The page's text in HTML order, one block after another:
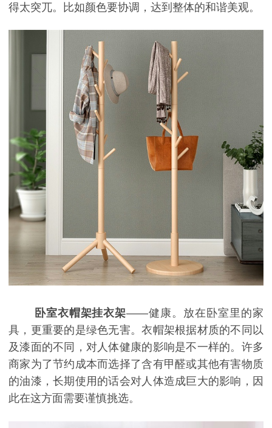
得太突兀。比如颜色要协调，达到整体的和谐美观。
卧室衣帽架挂衣架——健康。放在卧室里的家
具，更重要的是绿色无害。衣帽架根据材质的不同以
及漆面的不同，对人体健康的影响是不一样的。许多
商家为了节约成本而选择了含有甲醛或其他有害物质
的油漆，长期使用的话会对人体造成巨大的影响，因
此在这方面需要谨慎挑选。